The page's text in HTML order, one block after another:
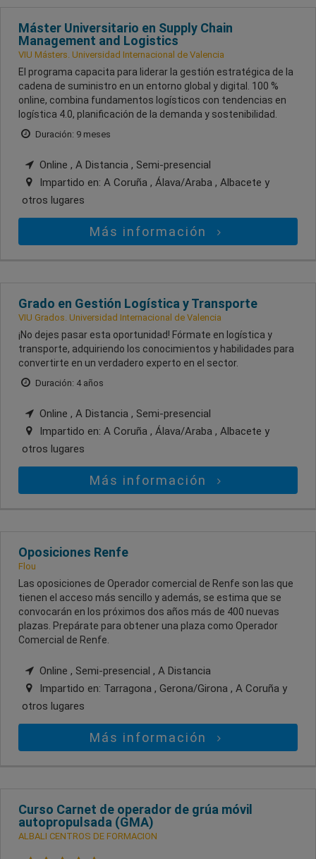
Máster Universitario en Supply Chain
Management and Logistics
VIU Másters. Universidad Internacional de Valencia
El programa capacita para liderar la gestión estratégica de la
cadena de suministro en un entorno global y digital. 100 %
online, combina fundamentos logísticos con tendencias en
logística 4.0, planificación de la demanda y sostenibilidad.
Duración: 9 meses
Online , A Distancia , Semi-presencial
Impartido en: A Coruña , Álava/Araba , Albacete y
otros lugares
Más información
Grado en Gestión Logística y Transporte
VIU Grados. Universidad Internacional de Valencia
¡No dejes pasar esta oportunidad! Fórmate en logística y
transporte, adquiriendo los conocimientos y habilidades para
convertirte en un verdadero experto en el sector.
Duración: 4 años
Online , A Distancia , Semi-presencial
Impartido en: A Coruña , Álava/Araba , Albacete y
otros lugares
Más información
Oposiciones Renfe
Flou
Las oposiciones de Operador comercial de Renfe son las que
tienen el acceso más sencillo y además, se estima que se
convocarán en los próximos dos años más de 400 nuevas
plazas. Prepárate para obtener una plaza como Operador
Comercial de Renfe.
Online , Semi-presencial , A Distancia
Impartido en: Tarragona , Gerona/Girona , A Coruña y
otros lugares
Más información
Curso Carnet de operador de grúa móvil
autopropulsada (GMA)
ALBALI CENTROS DE FORMACION